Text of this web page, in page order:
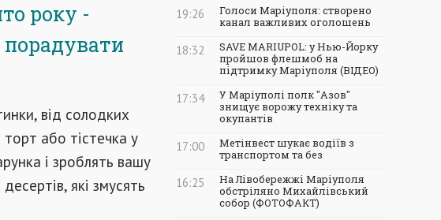
року -
від солодких
або тістечка у
і зроблять вашу
які змусять
19:26
Голоси Маріуполя: створено
канал важливих оголошень
18:32
SAVE MARIUPOL: у Нью-Йорку
пройшов флешмоб на
підтримку Маріуполя (ВІДЕО)
17:34
У Маріуполі полк "Азов"
знищує ворожу техніку та
окупантів
17:00
Метінвест шукає водіїв з
транспортом та без
16:25
На Лівобережжі Маріуполя
обстріляно Михайлівський
собор (ФОТОФАКТ)